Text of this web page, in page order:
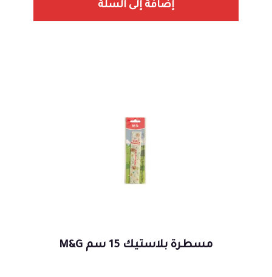
إضافة إلى السلة
مسطرة بلاستيك 15 سم M&G